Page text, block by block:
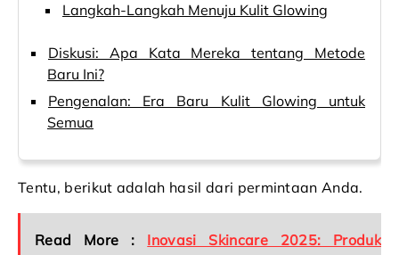
Langkah-Langkah Menuju Kulit Glowing
Diskusi: Apa Kata Mereka tentang Metode
Baru Ini?
Pengenalan: Era Baru Kulit Glowing untuk
Semua
Tentu, berikut adalah hasil dari permintaan Anda.
Read More : Inovasi Skincare 2025: Produk